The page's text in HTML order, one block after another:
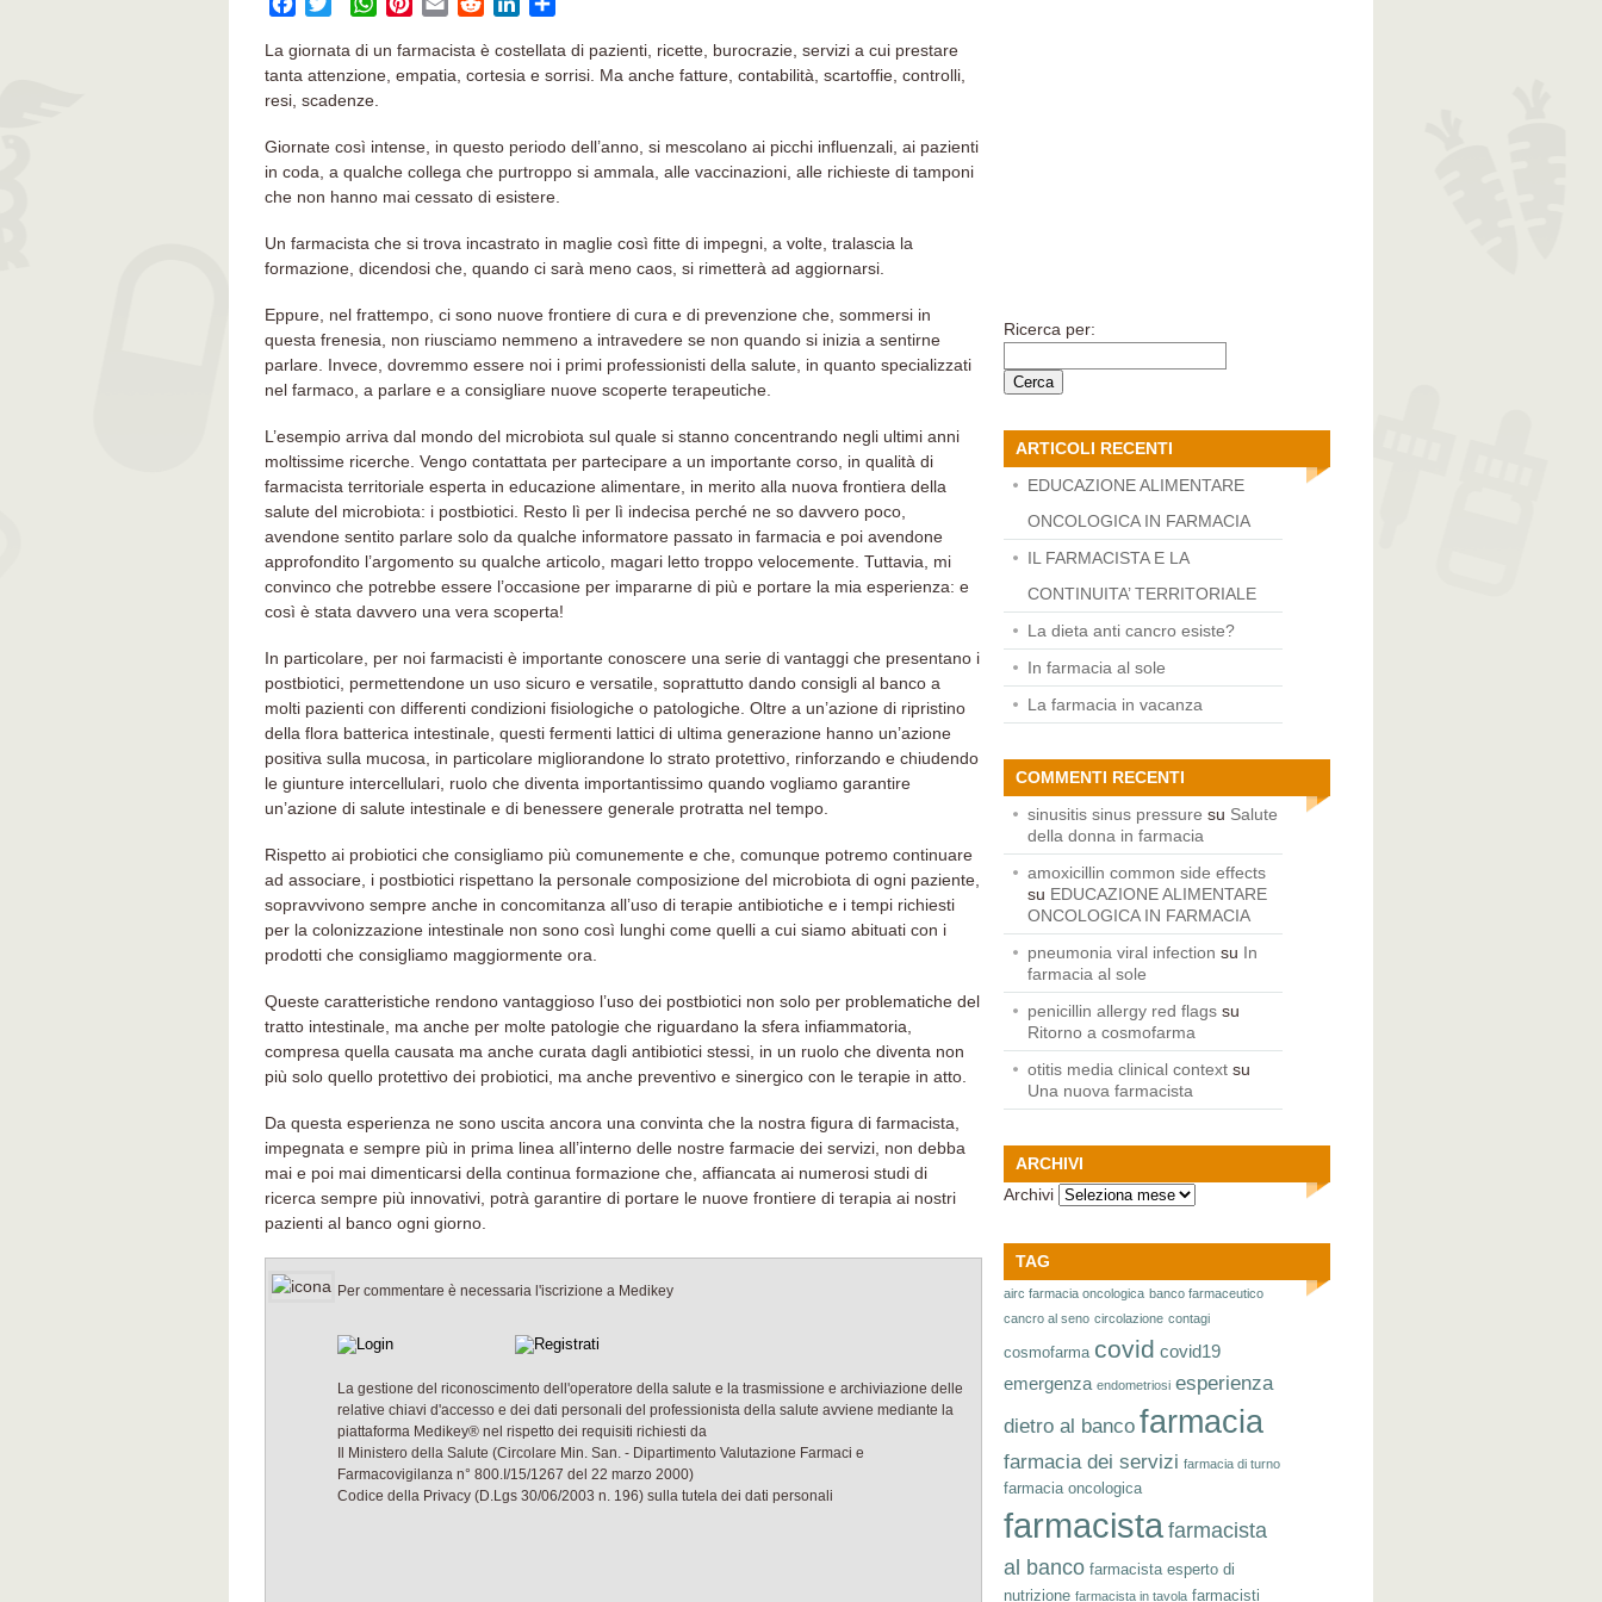
La giornata di un farmacista è costellata di pazienti, ricette, burocrazie, servizi a cui prestare
tanta attenzione, empatia, cortesia e sorrisi. Ma anche fatture, contabilità, scartoffie, controlli,
resi, scadenze.
Giornate così intense, in questo periodo dell’anno, si mescolano ai picchi influenzali, ai pazienti
in coda, a qualche collega che purtroppo si ammala, alle vaccinazioni, alle richieste di tamponi
che non hanno mai cessato di esistere.
Un farmacista che si trova incastrato in maglie così fitte di impegni, a volte, tralascia la
formazione, dicendosi che, quando ci sarà meno caos, si rimetterà ad aggiornarsi.
Eppure, nel frattempo, ci sono nuove frontiere di cura e di prevenzione che, sommersi in
questa frenesia, non riusciamo nemmeno a intravedere se non quando si inizia a sentirne
parlare. Invece, dovremmo essere noi i primi professionisti della salute, in quanto specializzati
nel farmaco, a parlare e a consigliare nuove scoperte terapeutiche.
L’esempio arriva dal mondo del microbiota sul quale si stanno concentrando negli ultimi anni
moltissime ricerche. Vengo contattata per partecipare a un importante corso, in qualità di
farmacista territoriale esperta in educazione alimentare, in merito alla nuova frontiera della
salute del microbiota: i postbiotici. Resto lì per lì indecisa perché ne so davvero poco,
avendone sentito parlare solo da qualche informatore passato in farmacia e poi avendone
approfondito l’argomento su qualche articolo, magari letto troppo velocemente. Tuttavia, mi
convinco che potrebbe essere l’occasione per impararne di più e portare la mia esperienza: e
così è stata davvero una vera scoperta!
In particolare, per noi farmacisti è importante conoscere una serie di vantaggi che presentano i
postbiotici, permettendone un uso sicuro e versatile, soprattutto dando consigli al banco a
molti pazienti con differenti condizioni fisiologiche o patologiche. Oltre a un’azione di ripristino
della flora batterica intestinale, questi fermenti lattici di ultima generazione hanno un’azione
positiva sulla mucosa, in particolare migliorandone lo strato protettivo, rinforzando e chiudendo
le giunture intercellulari, ruolo che diventa importantissimo quando vogliamo garantire
un’azione di salute intestinale e di benessere generale protratta nel tempo.
Rispetto ai probiotici che consigliamo più comunemente e che, comunque potremo continuare
ad associare, i postbiotici rispettano la personale composizione del microbiota di ogni paziente,
sopravvivono sempre anche in concomitanza all’uso di terapie antibiotiche e i tempi richiesti
per la colonizzazione intestinale non sono così lunghi come quelli a cui siamo abituati con i
prodotti che consigliamo maggiormente ora.
Queste caratteristiche rendono vantaggioso l’uso dei postbiotici non solo per problematiche del
tratto intestinale, ma anche per molte patologie che riguardano la sfera infiammatoria,
compresa quella causata ma anche curata dagli antibiotici stessi, in un ruolo che diventa non
più solo quello protettivo dei probiotici, ma anche preventivo e sinergico con le terapie in atto.
Da questa esperienza ne sono uscita ancora una convinta che la nostra figura di farmacista,
impegnata e sempre più in prima linea all’interno delle nostre farmacie dei servizi, non debba
mai e poi mai dimenticarsi della continua formazione che, affiancata ai numerosi studi di
ricerca sempre più innovativi, potrà garantire di portare le nuove frontiere di terapia ai nostri
pazienti al banco ogni giorno.
Per commentare è necessaria l'iscrizione a Medikey
La gestione del riconoscimento dell'operatore della salute e la trasmissione e archiviazione delle
relative chiavi d'accesso e dei dati personali del professionista della salute avviene mediante la
piattaforma Medikey® nel rispetto dei requisiti richiesti da
Il Ministero della Salute (Circolare Min. San. - Dipartimento Valutazione Farmaci e
Farmacovigilanza n° 800.I/15/1267 del 22 marzo 2000)
Codice della Privacy (D.Lgs 30/06/2003 n. 196) sulla tutela dei dati personali
Ricerca per:
ARTICOLI RECENTI
EDUCAZIONE ALIMENTARE
ONCOLOGICA IN FARMACIA
IL FARMACISTA E LA
CONTINUITA’ TERRITORIALE
La dieta anti cancro esiste?
In farmacia al sole
La farmacia in vacanza
COMMENTI RECENTI
sinusitis sinus pressure su Salute
della donna in farmacia
amoxicillin common side effects
su EDUCAZIONE ALIMENTARE
ONCOLOGICA IN FARMACIA
pneumonia viral infection su In
farmacia al sole
penicillin allergy red flags su
Ritorno a cosmofarma
otitis media clinical context su
Una nuova farmacista
ARCHIVI
Archivi
TAG
airc farmacia oncologica banco farmaceutico
cancro al seno circolazione contagi
cosmofarma covid covid19
emergenza endometriosi esperienza
dietro al banco farmacia
farmacia dei servizi farmacia di turno
farmacia oncologica
farmacistafarmacista
al banco farmacista esperto di
nutrizione farmacista in tavola farmacisti